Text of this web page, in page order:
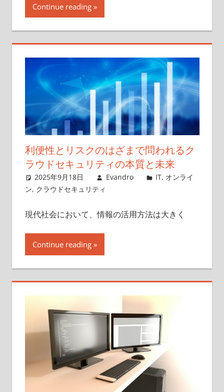
Continue reading
利便性とリスクのはざまで問われるク
ラウドセキュリティの本質と未来
2025年9月18日 Evandro IT, オンライ
ン, クラウドセキュリティ
現代社会において、情報の活用方法は大きく
Continue reading